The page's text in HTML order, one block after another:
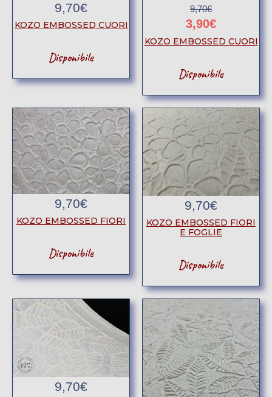
9,70€
KOZO EMBOSSED CUORI
Disponibile
9,70€
3,90€
KOZO EMBOSSED CUORI
Disponibile
9,70€
KOZO EMBOSSED FIORI
Disponibile
9,70€
KOZO EMBOSSED FIORI
E FOGLIE
Disponibile
9,70€